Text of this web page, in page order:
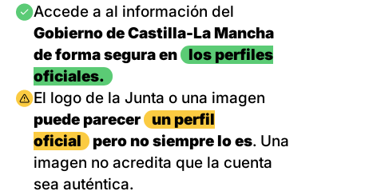
Imagen
Accede a al información del
Gobierno de Castilla-La Mancha
de forma segura en
los perfiles
oficiales.
Imagen
El logo de la Junta o una imagen
puede parecer
un perfil
oficial
pero no siempre lo es. Una
imagen no acredita que la cuenta
sea auténtica.